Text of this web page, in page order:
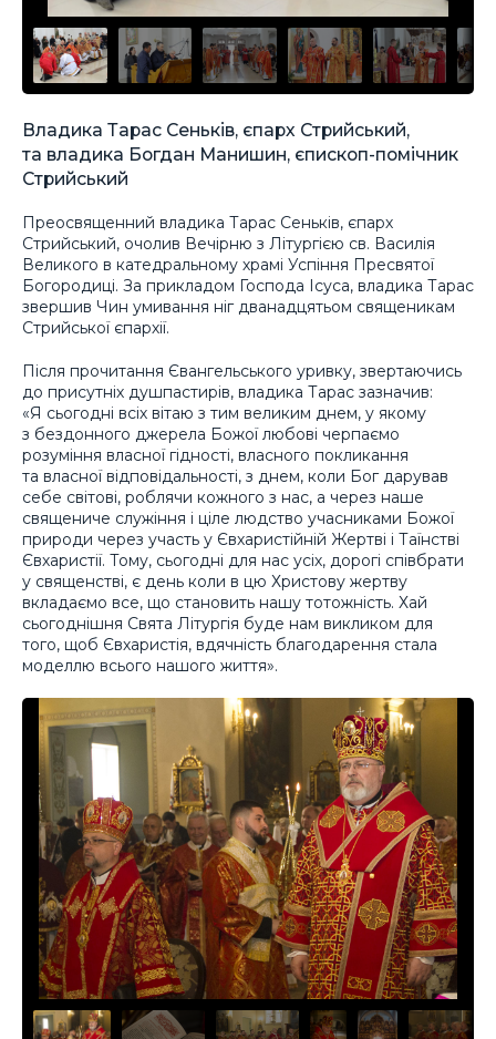
Владика Тарас Сеньків, єпарх Стрийський,
та владика Богдан Манишин, єпископ-помічник
Стрийський
Преосвященний владика Тарас Сеньків, єпарх
Стрийський, очолив Вечірню з Літургією св. Василія
Великого в катедральному храмі Успіння Пресвятої
Богородиці. За прикладом Господа Ісуса, владика Тарас
звершив Чин умивання ніг дванадцятьом священикам
Стрийської єпархії.
Після прочитання Євангельського уривку, звертаючись
до присутніх душпастирів, владика Тарас зазначив:
«Я сьогодні всіх вітаю з тим великим днем, у якому
з бездонного джерела Божої любові черпаємо
розуміння власної гідності, власного покликання
та власної відповідальності, з днем, коли Бог дарував
себе світові, роблячи кожного з нас, а через наше
священиче служіння і ціле людство учасниками Божої
природи через участь у Євхаристійній Жертві і Таїнстві
Євхаристії. Тому, сьогодні для нас усіх, дорогі співбрати
у священстві, є день коли в цю Христову жертву
вкладаємо все, що становить нашу тотожність. Хай
сьогоднішня Свята Літургія буде нам викликом для
того, щоб Євхаристія, вдячність благодарення стала
моделлю всього нашого життя».